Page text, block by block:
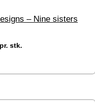
– Nine sisters
pr. stk.